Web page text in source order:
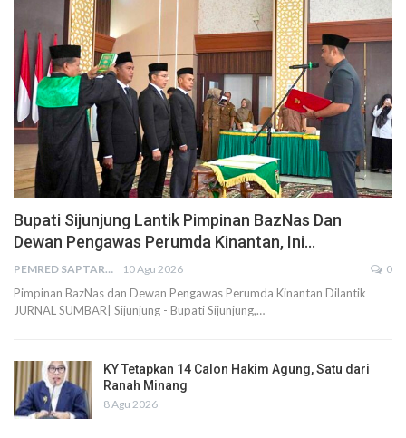
Bupati Sijunjung Lantik Pimpinan BazNas Dan
Dewan Pengawas Perumda Kinantan, Ini…
PEMRED SAPTARIUS 10 Agu 2026 0
Pimpinan BazNas dan Dewan Pengawas Perumda Kinantan Dilantik
JURNAL SUMBAR| Sijunjung - Bupati Sijunjung,…
KY Tetapkan 14 Calon Hakim Agung, Satu dari
Ranah Minang
8 Agu 2026